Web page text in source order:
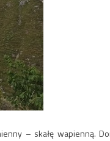
– skałę wapienną.